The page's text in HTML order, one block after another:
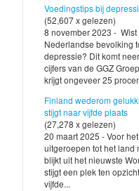
Voedingstips bij
(52,607 x gelezen)
8 november 2023 -
Nederlandse bevolking
depressie? Dit komt
cijfers van de GGZ
krijgt ongeveer 25
Finland wederom
stijgt naar vijfde plaats
(27,278 x gelezen)
20 maart 2025 - Voor
uitgeroepen tot het land
blijkt uit het nieuwste
stijgt een plek ten
vijfde...